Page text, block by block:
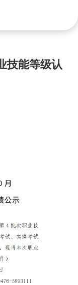
技能等级认